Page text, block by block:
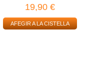
19,90 €
AFEGIR A LA CISTELLA